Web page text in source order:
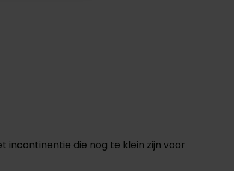
incontinentie die nog te klein zijn voor